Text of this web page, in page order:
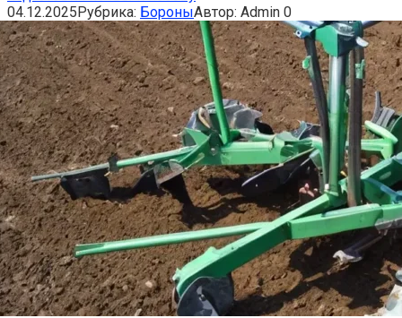
04.12.2025Рубрика: БороныАвтор: Admin 0